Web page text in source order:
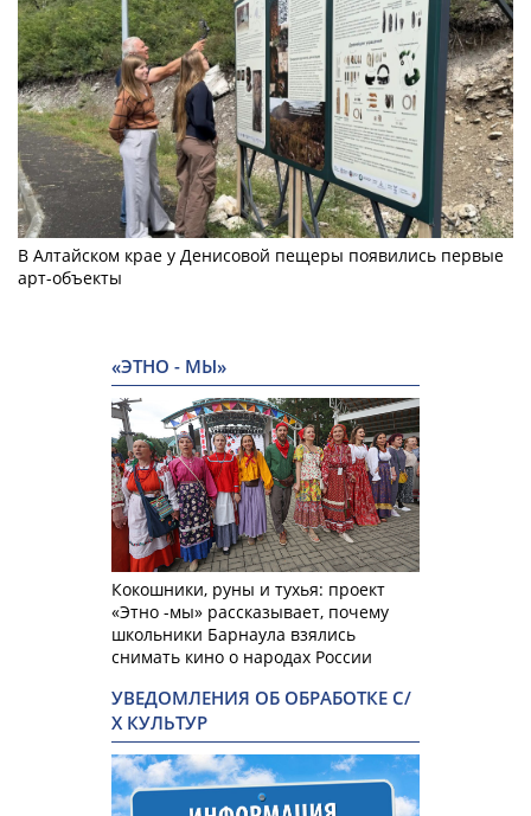
В Алтайском крае у Денисовой пещеры появились первые
арт-объекты
«ЭТНО - МЫ»
Кокошники, руны и тухья: проект
«Этно -мы» рассказывает, почему
школьники Барнаула взялись
снимать кино о народах России
УВЕДОМЛЕНИЯ ОБ ОБРАБОТКЕ С/
Х КУЛЬТУР